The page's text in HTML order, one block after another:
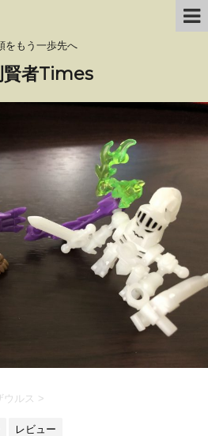
をもう一歩先へ
賢者Times
ウルス >
レビュー